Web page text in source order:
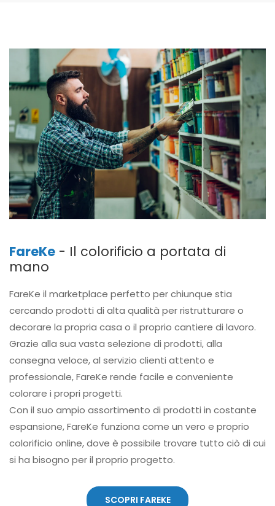
FareKe - Il colorificio a portata di
mano
FareKe il marketplace perfetto per chiunque stia
cercando prodotti di alta qualità per ristrutturare o
decorare la propria casa o il proprio cantiere di lavoro.
Grazie alla sua vasta selezione di prodotti, alla
consegna veloce, al servizio clienti attento e
professionale, FareKe rende facile e conveniente
colorare i propri progetti.
Con il suo ampio assortimento di prodotti in costante
espansione, FareKe funziona come un vero e proprio
colorificio online, dove è possibile trovare tutto ciò di cui
si ha bisogno per il proprio progetto.
SCOPRI FAREKE